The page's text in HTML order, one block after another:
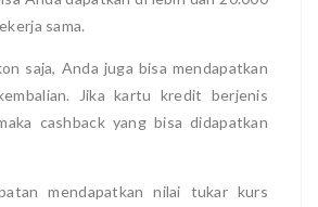
sama.
saja, Anda juga bisa mendapatkan
Jika kartu kredit berjenis
cashback yang bisa didapatkan
mendapatkan nilai tukar kurs